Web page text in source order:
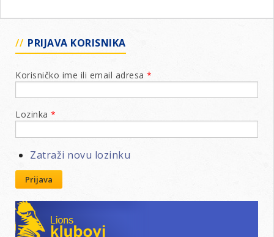
PRIJAVA KORISNIKA
Korisničko ime ili email adresa *
Lozinka *
Zatraži novu lozinku
Prijava
Lions klubovi